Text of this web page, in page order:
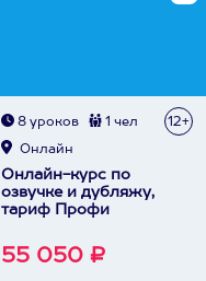
8 уроков 1 чел 12+
Онлайн
Онлайн-курс по
озвучке и дубляжу,
тариф Профи
55 050 ₽